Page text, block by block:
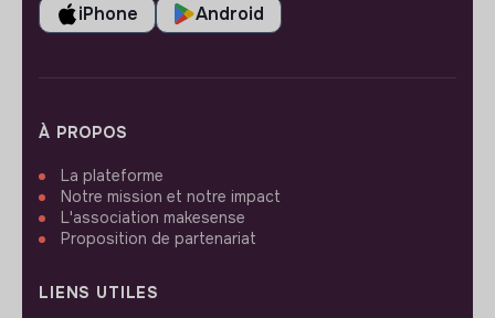
iPhone Android
À PROPOS
La plateforme
Notre mission et notre impact
L'association makesense
Proposition de partenariat
LIENS UTILES